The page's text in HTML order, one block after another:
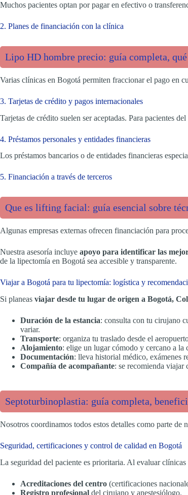
Muchos pacientes optan por pagar en efectivo o
2. Planes de financiación con la clínica
Lipo HD hombre precio: guía completa,
Varias clínicas en Bogotá permiten fraccionar el pago en
3. Tarjetas de crédito y pagos internacionales
Tarjetas de crédito suelen ser aceptadas. Para pacientes
4. Préstamos personales y entidades financieras
Los préstamos bancarios o de entidades financieras
5. Financiación a través de terceros
Que es lifting facial: guía esencial sobre
Algunas empresas externas ofrecen financiación para
Nuestra asesoría incluye apoyo para identificar las
de la lipectomía en Bogotá sea accesible y transparente.
Viajar a Bogotá para tu lipectomía: logística y
Si planeas viajar desde tu lugar de origen a Bogotá,
Duración de la estancia: consulta con tu cirujano
variar.
Transporte: organiza tu traslado desde el
Alojamiento: elige un lugar cómodo y cercano a la
Documentación: lleva historial médico, exámenes
Compañía de acompañante: se recomienda viajar
Septoturbinoplastia: guía completa,
Nosotros coordinamos todos estos detalles como parte de
Seguridad, certificaciones y control de calidad en Bogotá
La seguridad del paciente es prioritaria. Al evaluar clínicas
Acreditaciones del centro (certificaciones
Registro profesional del cirujano y anestesiólogo.